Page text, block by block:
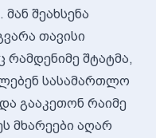
შეახსენა
თავისი
რამდენიმე შტატმა,
სასამართლო
გააკეთონ რაიმე
მხარეები აღარ